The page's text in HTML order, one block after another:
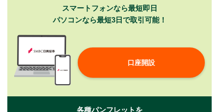
スマートフォンなら最短即日
パソコンなら最短3日で取引可能！
口座開設
各種パンフレットを